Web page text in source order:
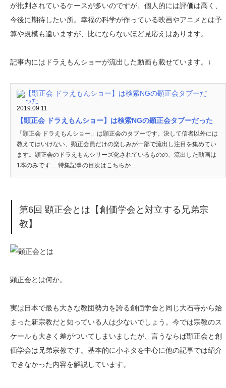
が批判されているケースが多いのですが、個人的には評価は高く、
今後に期待したい所。幸福の科学が作っている映画やアニメとは予
算や規模も違いますが、比にならないほど見応えはあります。
記事内にはドラえもんショーが流出した動画も載せています。↓
2019.09.11
【顕正会 ドラえもんショー】は検索NGの顕正会タブーだった
「顕正会 ドラえもんショー」は顕正会のタブーです。決して信者以外には
教えてはいけない、顕正会員だけの楽しみが一部で流出し注目を集めてい
ます。顕正会のドラえもんシリーズ化されているものの、流出した動画は
1本のみです ... 特集記事の目次はこちらか...
第6回 顕正会とは【創価学会と対立する兄弟宗
教】
顕正会とは何か。
実は日本で最も大きな教団勢力を誇る創価学会と同じ大石寺から始
まった新宗教だと知っている人は少ないでしょう。今では宗教のス
ケールも大きく差がついてしまいましたが、言うならば顕正会と創
価学会は兄弟宗教です。基本的に小ネタを中心に他の記事では紹介
できなかった内容を解説しています。